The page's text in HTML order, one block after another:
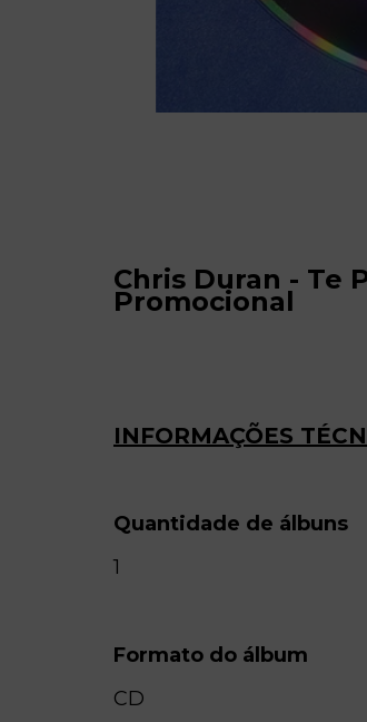
Chris Duran - Te
Promocional
INFORMAÇÕES
Quantidade de álbuns
1
Formato do álbum
CD